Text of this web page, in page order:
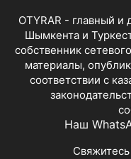
OTYRAR - главный и
Шымкента и
собственник
материалы,
соответствии с
Наш